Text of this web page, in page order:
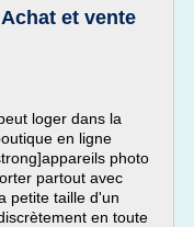
et vente
loger dans la
en ligne
photo
partout avec
petite taille d'un
en toute